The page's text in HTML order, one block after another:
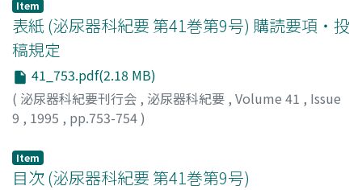
て, 生検を行うことも考慮する」ことを追加提唱する. 2)腎
腫瘍生検の限界については, 技術的な限界としては, 超音波
画像として描出可能な腫瘍は原則としてすべて経皮的生検
が可能である.自験例では90例中3例が腫瘍組織の採取がで
きなかった.現実的な大きさとしては径1cmくらいが現時
点の限界と考えられる.診断精度の限界としては, 自験例お
生検診断精度の限界と考えられる
Item
表紙 (泌尿器科紀要 第41巻第9号) 購読要項・投
稿規定
41_753.pdf(2.18 MB)
( 泌尿器科紀要刊行会 , 泌尿器科紀要 , Volume 41 , Issue
9 , 1995 , pp.753-754)
Item
目次 (泌尿器科紀要 第41巻第9号)